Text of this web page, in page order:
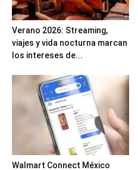
Verano 2026: Streaming,
viajes y vida nocturna marcan
los intereses de...
Walmart Connect México